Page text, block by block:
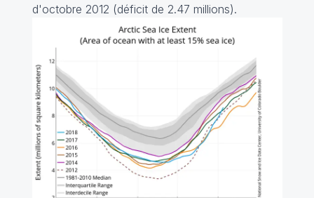
d'octobre 2012 (déficit de 2.47 millions).